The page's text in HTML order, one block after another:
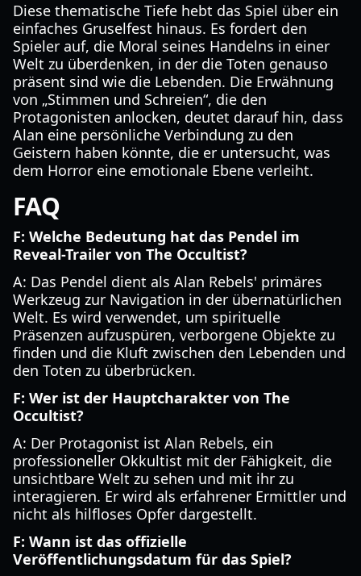
Diese thematische Tiefe hebt das Spiel über ein
einfaches Gruselfest hinaus. Es fordert den
Spieler auf, die Moral seines Handelns in einer
Welt zu überdenken, in der die Toten genauso
präsent sind wie die Lebenden. Die Erwähnung
von „Stimmen und Schreien“, die den
Protagonisten anlocken, deutet darauf hin, dass
Alan eine persönliche Verbindung zu den
Geistern haben könnte, die er untersucht, was
dem Horror eine emotionale Ebene verleiht.
FAQ
F: Welche Bedeutung hat das Pendel im
Reveal-Trailer von The Occultist?
A: Das Pendel dient als Alan Rebels' primäres
Werkzeug zur Navigation in der übernatürlichen
Welt. Es wird verwendet, um spirituelle
Präsenzen aufzuspüren, verborgene Objekte zu
finden und die Kluft zwischen den Lebenden und
den Toten zu überbrücken.
F: Wer ist der Hauptcharakter von The
Occultist?
A: Der Protagonist ist Alan Rebels, ein
professioneller Okkultist mit der Fähigkeit, die
unsichtbare Welt zu sehen und mit ihr zu
interagieren. Er wird als erfahrener Ermittler und
nicht als hilfloses Opfer dargestellt.
F: Wann ist das offizielle
Veröffentlichungsdatum für das Spiel?